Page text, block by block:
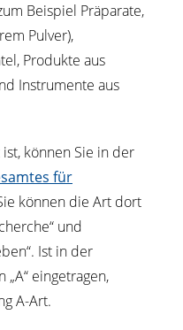
Beispiel Präparate,
Pulver),
Produkte aus
Instrumente aus
können Sie in der
für
können die Art dort
und
Ist in der
„A“ eingetragen,
A-Art.